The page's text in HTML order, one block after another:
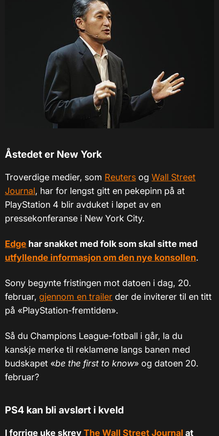
Åstedet er New York
Troverdige medier, som Reuters og Wall Street
Journal, har for lengst gitt en pekepinn på at
PlayStation 4 blir avduket i løpet av en
pressekonferanse i New York City.
Edge har snakket med folk som skal sitte med
utfyllende informasjon om den nye konsollen.
Sony begynte fristingen mot datoen i dag, 20.
februar, gjennom en trailer der de inviterer til en titt
på «PlayStation-fremtiden».
Så du Champions League-fotball i går, la du
kanskje merke til reklamene langs banen med
budskapet «be the first to know» og datoen 20.
februar?
PS4 kan bli avslørt i kveld
I forrige uke skrevThe Wall Street Journal at